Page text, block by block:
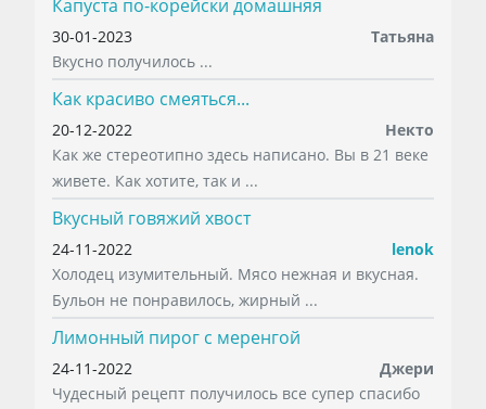
Капуста по-корейски домашняя
30-01-2023
Татьяна
Вкусно получилось ...
Как красиво смеяться...
20-12-2022
Некто
Как же стереотипно здесь написано. Вы в 21 веке
живете. Как хотите, так и ...
Вкусный говяжий хвост
24-11-2022
lenok
Холодец изумительный. Мясо нежная и вкусная.
Бульон не понравилось, жирный ...
Лимонный пирог с меренгой
24-11-2022
Джери
Чудесный рецепт получилось все супер спасибо